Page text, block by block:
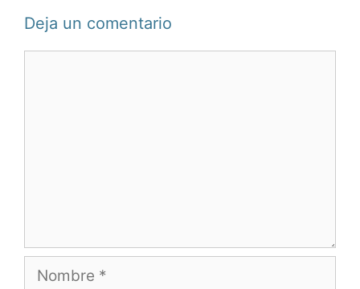
Deja un comentario